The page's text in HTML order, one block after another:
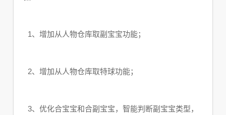
1、增加从人物仓库取副宝宝功能；
2、增加从人物仓库取特球功能；
3、优化合宝宝和合副宝宝，智能判断副宝宝类型，